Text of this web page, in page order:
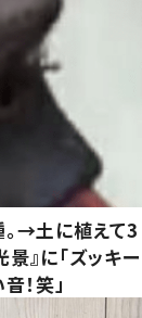
。→土に植えて3
』に「ズッキー
！笑」